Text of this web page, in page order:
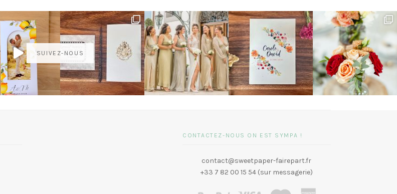
SUIVEZ-NOUS
CONTACTEZ-NOUS ON EST SYMPA !
contact@sweetpaper-fairepart.fr
+33 7 82 00 15 54 (sur messagerie)